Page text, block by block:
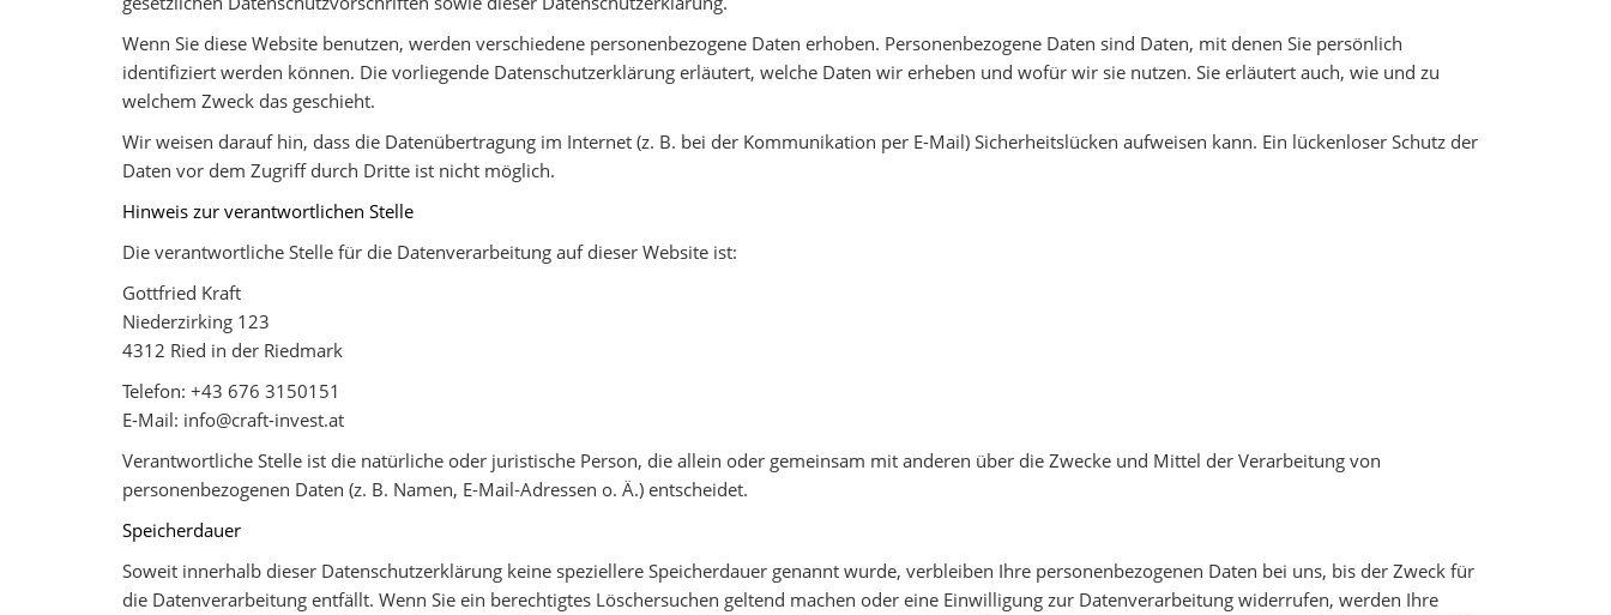
Wenn Sie diese Website benutzen, werden verschiedene personenbezogene Daten erhoben. Personenbezogene Daten sind Daten, mit denen Sie persönlich
identifiziert werden können. Die vorliegende Datenschutzerklärung erläutert, welche Daten wir erheben und wofür wir sie nutzen. Sie erläutert auch, wie und zu
welchem Zweck das geschieht.
Wir weisen darauf hin, dass die Datenübertragung im Internet (z. B. bei der Kommunikation per E-Mail) Sicherheitslücken aufweisen kann. Ein lückenloser Schutz der
Daten vor dem Zugriff durch Dritte ist nicht möglich.
Hinweis zur verantwortlichen Stelle
Die verantwortliche Stelle für die Datenverarbeitung auf dieser Website ist:
Gottfried Kraft
Niederzirking 123
4312 Ried in der Riedmark
Telefon: +43 676 3150151
E-Mail: info@craft-invest.at
Verantwortliche Stelle ist die natürliche oder juristische Person, die allein oder gemeinsam mit anderen über die Zwecke und Mittel der Verarbeitung von
personenbezogenen Daten (z. B. Namen, E-Mail-Adressen o. Ä.) entscheidet.
Speicherdauer
Soweit innerhalb dieser Datenschutzerklärung keine speziellere Speicherdauer genannt wurde, verbleiben Ihre personenbezogenen Daten bei uns, bis der Zweck für
die Datenverarbeitung entfällt. Wenn Sie ein berechtigtes Löschersuchen geltend machen oder eine Einwilligung zur Datenverarbeitung widerrufen, werden Ihre